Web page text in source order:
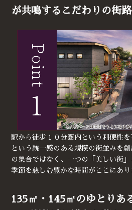
が共鳴するこだわりの街路
駅から徒歩１０分圏内という利便性
という統一感のある規模の街並みを
の集合ではなく、一つの「美しい街」
季節を慈しむ豊かな時間がここにあり
135㎡・145㎡のゆとりあ